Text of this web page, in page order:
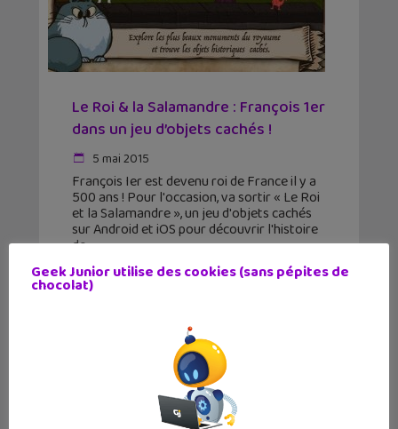
Le Roi & la Salamandre : François 1er
dans un jeu d’objets cachés !
5 mai 2015
François Ier est devenu roi de France il y a
500 ans ! Pour l'occasion, va sortir « Le Roi
et la Salamandre », un jeu d'objets cachés
sur Android et iOS pour découvrir l'histoire
de
Geek Junior utilise des cookies (sans pépites de
chocolat)